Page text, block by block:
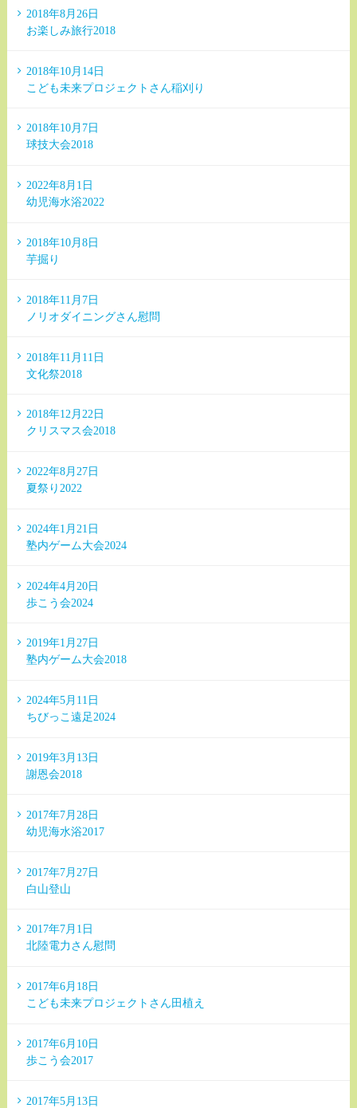
2018年8月26日
お楽しみ旅行2018
2018年10月14日
こども未来プロジェクトさん稲刈り
2018年10月7日
球技大会2018
2022年8月1日
幼児海水浴2022
2018年10月8日
芋掘り
2018年11月7日
ノリオダイニングさん慰問
2018年11月11日
文化祭2018
2018年12月22日
クリスマス会2018
2022年8月27日
夏祭り2022
2024年1月21日
塾内ゲーム大会2024
2024年4月20日
歩こう会2024
2019年1月27日
塾内ゲーム大会2018
2024年5月11日
ちびっこ遠足2024
2019年3月13日
謝恩会2018
2017年7月28日
幼児海水浴2017
2017年7月27日
白山登山
2017年7月1日
北陸電力さん慰問
2017年6月18日
こども未来プロジェクトさん田植え
2017年6月10日
歩こう会2017
2017年5月13日